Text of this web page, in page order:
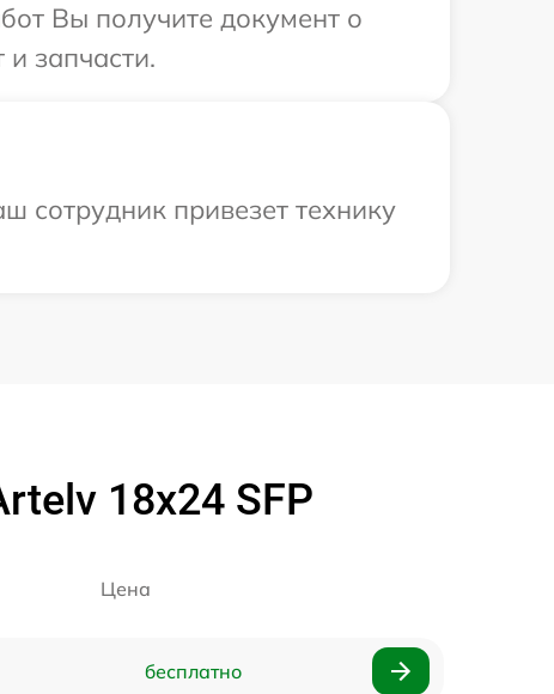
Вы получите документ о
запчасти.
сотрудник привезет технику
18x24 SFP
Цена
бесплатно